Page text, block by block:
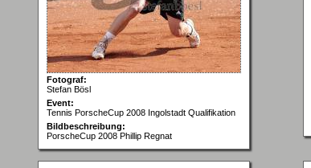
Fotograf:
Stefan Bösl
Event:
Tennis PorscheCup 2008 Ingolstadt Qualifikation
Bildbeschreibung:
PorscheCup 2008 Phillip Regnat